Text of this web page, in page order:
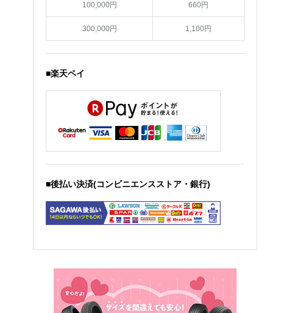
100,000円 660円
300,000円 1,100円
■楽天ペイ
■後払い決済(コンビニエンスストア・銀行)